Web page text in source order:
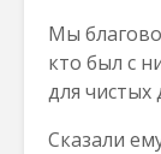
Мы
кто был с
для чистых
Сказали